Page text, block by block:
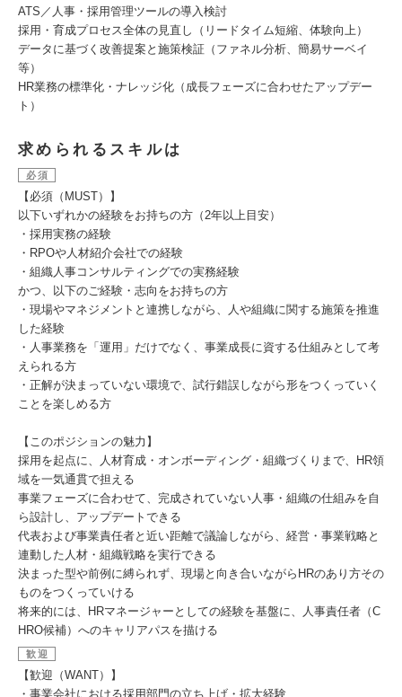
ATS／人事・採用管理ツールの導入検討
採用・育成プロセス全体の見直し（リードタイム短縮、体験向上）
データに基づく改善提案と施策検証（ファネル分析、簡易サーベイ
等）
HR業務の標準化・ナレッジ化（成長フェーズに合わせたアップデー
ト）
求められるスキルは
必須
【必須（MUST）】
以下いずれかの経験をお持ちの方（2年以上目安）
・採用実務の経験
・RPOや人材紹介会社での経験
・組織人事コンサルティングでの実務経験
かつ、以下のご経験・志向をお持ちの方
・現場やマネジメントと連携しながら、人や組織に関する施策を推進
した経験
・人事業務を「運用」だけでなく、事業成長に資する仕組みとして考
えられる方
・正解が決まっていない環境で、試行錯誤しながら形をつくっていく
ことを楽しめる方
【このポジションの魅力】
採用を起点に、人材育成・オンボーディング・組織づくりまで、HR領
域を一気通貫で担える
事業フェーズに合わせて、完成されていない人事・組織の仕組みを自
ら設計し、アップデートできる
代表および事業責任者と近い距離で議論しながら、経営・事業戦略と
連動した人材・組織戦略を実行できる
決まった型や前例に縛られず、現場と向き合いながらHRのあり方その
ものをつくっていける
将来的には、HRマネージャーとしての経験を基盤に、人事責任者（C
HRO候補）へのキャリアパスを描ける
歓迎
【歓迎（WANT）】
・事業会社における採用部門の立ち上げ・拡大経験